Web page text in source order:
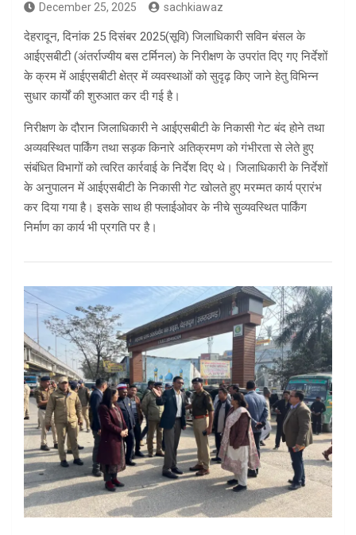
December 25, 2025 sachkiawaz
देहरादून, दिनांक 25 दिसंबर 2025(सूवि) जिलाधिकारी सविन बंसल के
आईएसबीटी (अंतर्राज्यीय बस टर्मिनल) के निरीक्षण के उपरांत दिए गए निर्देशों
के क्रम में आईएसबीटी क्षेत्र में व्यवस्थाओं को सुदृढ़ किए जाने हेतु विभिन्न
सुधार कार्यों की शुरुआत कर दी गई है।
निरीक्षण के दौरान जिलाधिकारी ने आईएसबीटी के निकासी गेट बंद होने तथा
अव्यवस्थित पार्किंग तथा सड़क किनारे अतिक्रमण को गंभीरता से लेते हुए
संबंधित विभागों को त्वरित कार्रवाई के निर्देश दिए थे। जिलाधिकारी के निर्देशों
के अनुपालन में आईएसबीटी के निकासी गेट खोलते हुए मरम्मत कार्य प्रारंभ
कर दिया गया है। इसके साथ ही फ्लाईओवर के नीचे सुव्यवस्थित पार्किंग
निर्माण का कार्य भी प्रगति पर है।